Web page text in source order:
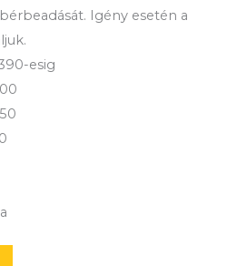
Igény esetén a
esig